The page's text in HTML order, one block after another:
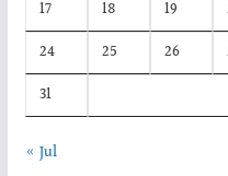
17
18 19
24
25 26
31
« Jul